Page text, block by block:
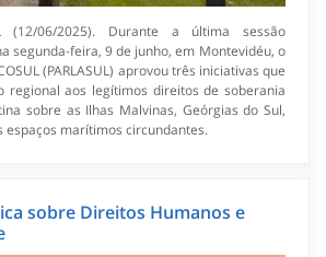
(12/06/2025). Durante a última sessão
segunda-feira, 9 de junho, em Montevidéu, o
(PARLASUL) aprovou três iniciativas que
regional aos legítimos direitos de soberania
sobre as Ilhas Malvinas, Geórgias do Sul,
espaços marítimos circundantes.
sobre Direitos Humanos e